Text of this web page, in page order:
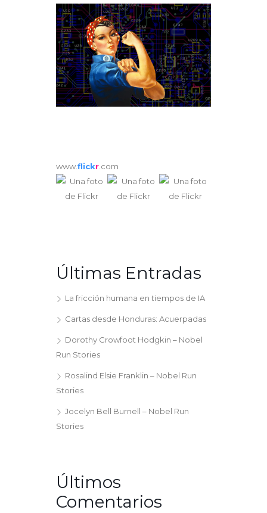
www.flickr.com
Últimas Entradas
La fricción humana en tiempos de IA
Cartas desde Honduras: Acuerpadas
Dorothy Crowfoot Hodgkin – Nobel
Run Stories
Rosalind Elsie Franklin – Nobel Run
Stories
Jocelyn Bell Burnell – Nobel Run
Stories
Últimos
Comentarios